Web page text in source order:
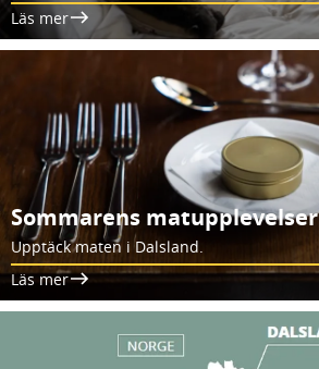
Läs mer
Sommarens matupplevelser
Upptäck maten i Dalsland.
Läs mer